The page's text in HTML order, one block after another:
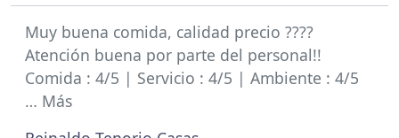
Muy buena comida, calidad precio ????
Atención buena por parte del personal!!
Comida : 4/5 | Servicio : 4/5 | Ambiente : 4/5
… Más